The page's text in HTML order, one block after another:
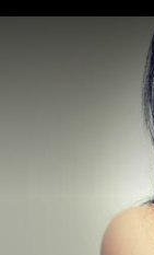
Natalia Kills
"Free" Video